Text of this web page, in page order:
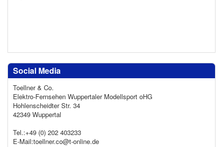
Social Media
Toellner & Co.
Elektro-Fernsehen Wuppertaler Modellsport oHG
Hohlenscheidter Str. 34
42349 Wuppertal
Tel.:+49 (0) 202 403233
E-Mail:toellner.co@t-online.de